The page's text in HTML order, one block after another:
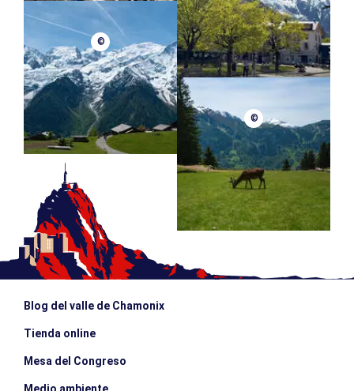
©
©
Blog del valle de Chamonix
Tienda online
Mesa del Congreso